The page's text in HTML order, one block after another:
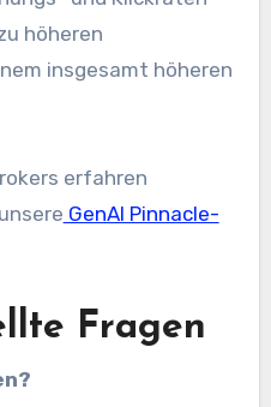
höheren
insgesamt höheren
erfahren
GenAI Pinnacle-
Fragen